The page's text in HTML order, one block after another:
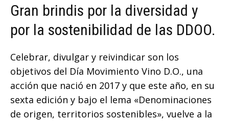
Gran brindis por la diversidad y
por la sostenibilidad de las DDOO.
Celebrar, divulgar y reivindicar son los
objetivos del Día Movimiento Vino D.O., una
acción que nació en 2017 y que este año, en su
sexta edición y bajo el lema «Denominaciones
de origen, territorios sostenibles», vuelve a la